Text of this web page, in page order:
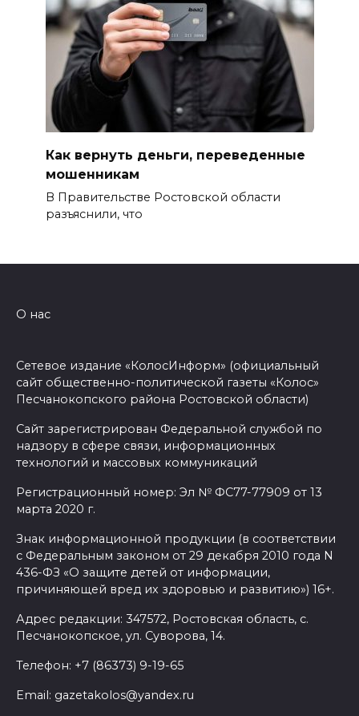
Как вернуть деньги, переведенные
мошенникам
В Правительстве Ростовской области
разъяснили, что
О нас
Сетевое издание «КолосИнформ» (официальный
сайт общественно-политической газеты «Колос»
Песчанокопского района Ростовской области)
Сайт зарегистрирован Федеральной службой по
надзору в сфере связи, информационных
технологий и массовых коммуникаций
Регистрационный номер: Эл № ФС77-77909 от 13
марта 2020 г.
Знак информационной продукции (в соответствии
с Федеральным законом от 29 декабря 2010 года N
436-ФЗ «О защите детей от информации,
причиняющей вред их здоровью и развитию») 16+.
Адрес редакции: 347572, Ростовская область, с.
Песчанокопское, ул. Суворова, 14.
Телефон: +7 (86373) 9-19-65
Email: gazetakolos@yandex.ru